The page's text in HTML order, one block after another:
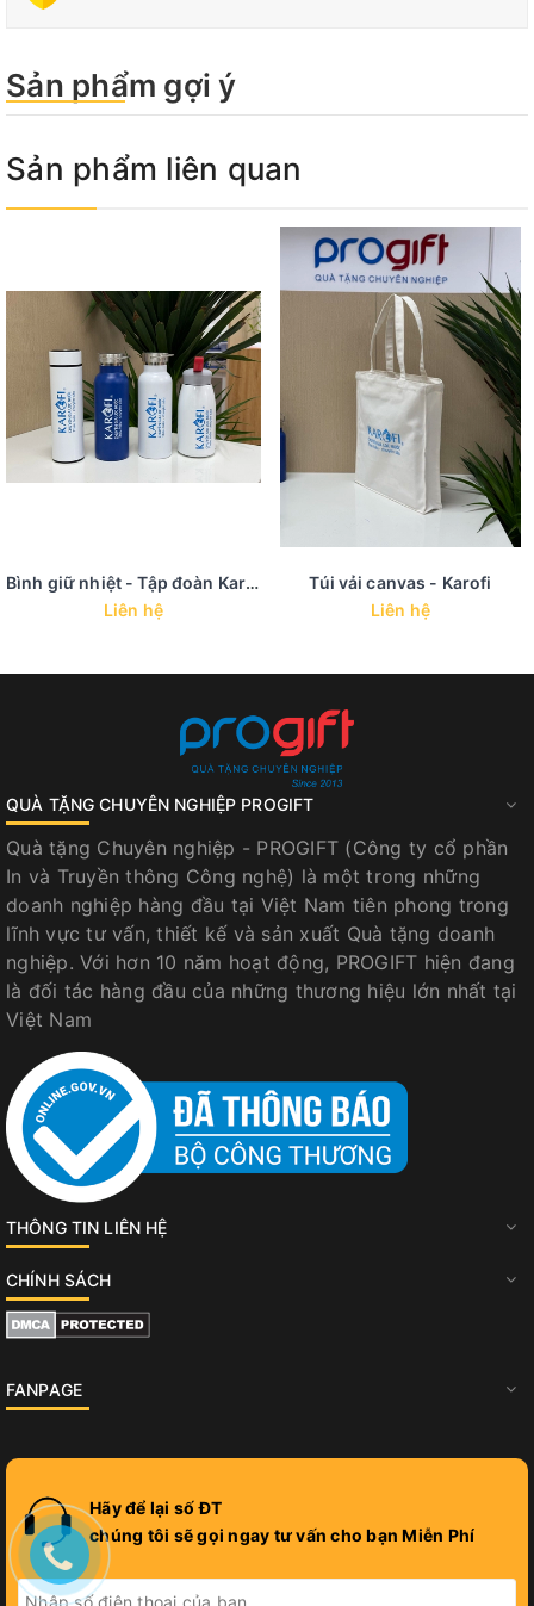
Sản phẩm gợi ý
Sản phẩm liên quan
Bình giữ nhiệt - Tập đoàn Karofi
Liên hệ
Túi vải canvas - Karofi
Liên hệ
QUÀ TẶNG CHUYÊN NGHIỆP PROGIFT
Quà tặng Chuyên nghiệp - PROGIFT (Công ty cổ phần
In và Truyền thông Công nghệ) là một trong những
doanh nghiệp hàng đầu tại Việt Nam tiên phong trong
lĩnh vực tư vấn, thiết kế và sản xuất Quà tặng doanh
nghiệp. Với hơn 10 năm hoạt động, PROGIFT hiện đang
là đối tác hàng đầu của những thương hiệu lớn nhất tại
Việt Nam
THÔNG TIN LIÊN HỆ
CHÍNH SÁCH
FANPAGE
Hãy để lại số ĐT
chúng tôi sẽ gọi ngay tư vấn cho bạn Miễn Phí